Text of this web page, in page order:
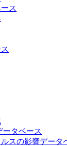
ス
ータベース
スの影響データ